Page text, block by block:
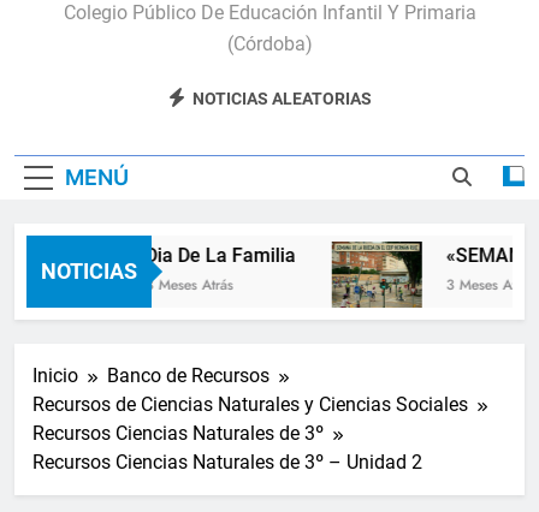
Apadrinamiento Lector 2026
Colegio Público De Educación Infantil Y Primaria
(Córdoba)
NOTICIAS ALEATORIAS
MENÚ
NOTICIAS
Dia De La Familia
3 Meses Atrás
«SEMANA
3 Meses Atrás
Inicio
Banco de Recursos
Recursos de Ciencias Naturales y Ciencias Sociales
Recursos Ciencias Naturales de 3º
Recursos Ciencias Naturales de 3º – Unidad 2